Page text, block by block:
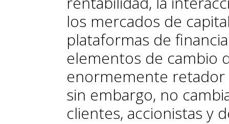
los mercados de
plataformas de
elementos de cambio
enormemente retador
sin embargo, no
clientes, accionistas y